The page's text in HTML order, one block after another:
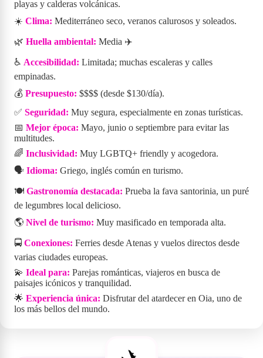
playas y calderas volcánicas.
☀️ Clima: Mediterráneo seco, veranos calurosos y soleados.
🌿 Huella ambiental: Media ✈️
♿ Accesibilidad: Limitada; muchas escaleras y calles
empinadas.
💰 Presupuesto: $$$$ (desde $130/día).
✅ Seguridad: Muy segura, especialmente en zonas turísticas.
📅 Mejor época: Mayo, junio o septiembre para evitar las
multitudes.
🌈 Inclusividad: Muy LGBTQ+ friendly y acogedora.
🗣️ Idioma: Griego, inglés común en turismo.
🍽️ Gastronomía destacada: Prueba la fava santorinia, un puré
de legumbres local delicioso.
🌎 Nivel de turismo: Muy masificado en temporada alta.
🚍 Conexiones: Ferries desde Atenas y vuelos directos desde
varias ciudades europeas.
💫 Ideal para: Parejas románticas, viajeros en busca de
paisajes icónicos y tranquilidad.
🌟 Experiencia única: Disfrutar del atardecer en Oia, uno de
los más bellos del mundo.